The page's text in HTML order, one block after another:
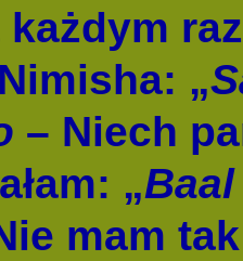
każdym
„
– Niech
„
mam